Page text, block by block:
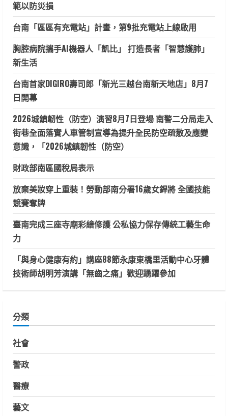
範以防災損
台南「區區有充電站」計畫，第9批充電站上線啟用
胸腔病院攜手AI機器人「凱比」 打造長者「智慧護肺」
新生活
台南首家DIGIRO壽司郎「新光三越台南新天地店」8月7
日開幕
2026城鎮韌性（防空）演習8月7日登場 南警二分局走入
街巷全面落實人車管制宣導為提升全民防空疏散及應變
意識，「2026城鎮韌性（防空）
財政部南區國稅局表示
放棄美妝穿上重裝！勞動部南分署16歲女銲將 全國技能
競賽奪牌
臺南完成三座寺廟彩繪修護 公私協力保存傳統工藝生命
力
「與身心健康有約」講座88節永康東橋里活動中心牙體
技術師胡明芳演講「無齒之痛」歡迎踴躍參加
分類
社會
警政
醫療
藝文